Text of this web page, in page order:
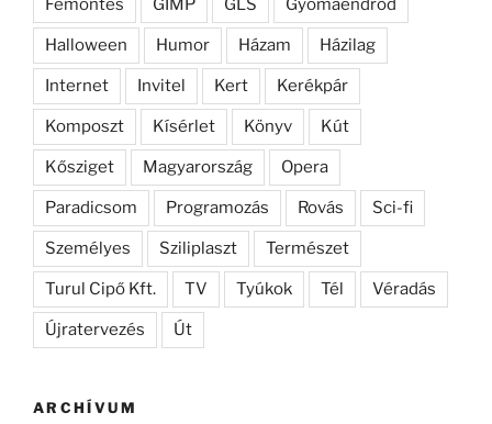
Fémöntés GIMP GLS Gyomaendrőd
Halloween Humor Házam Házilag
Internet Invitel Kert Kerékpár
Komposzt Kísérlet Könyv Kút
Kősziget Magyarország Opera
Paradicsom Programozás Rovás Sci-fi
Személyes Sziliplaszt Természet
Turul Cipő Kft. TV Tyúkok Tél Véradás
Újratervezés Út
ARCHÍVUM